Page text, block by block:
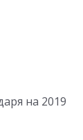
на 2019